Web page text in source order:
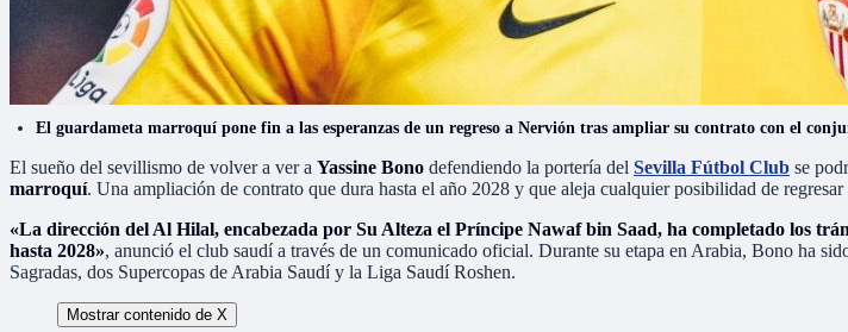
El guardameta marroquí pone fin a las esperanzas de un regreso a Nervión tras ampliar su contrato con el
El sueño del sevillismo de volver a ver a Yassine Bono defendiendo la portería del Sevilla Fútbol Club se
marroquí. Una ampliación de contrato que dura hasta el año 2028 y que aleja cualquier posibilidad de
«La dirección del Al Hilal, encabezada por Su Alteza el Príncipe Nawaf bin Saad, ha completado los
hasta 2028», anunció el club saudí a través de un comunicado oficial. Durante su etapa en Arabia, Bono ha
Sagradas, dos Supercopas de Arabia Saudí y la Liga Saudí Roshen.
Mostrar contenido de X